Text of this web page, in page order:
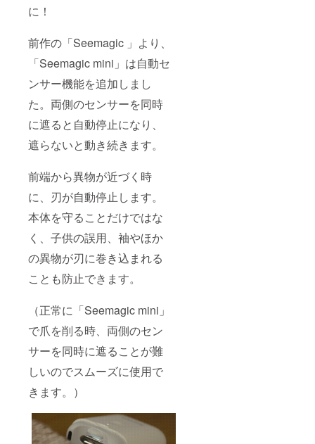
に！
前作の「Seemagic 」より、
「Seemagic mini」は自動セ
ンサー機能を追加しまし
た。両側のセンサーを同時
に遮ると自動停止になり、
遮らないと動き続きます。
前端から異物が近づく時
に、刃が自動停止します。
本体を守ることだけではな
く、子供の誤用、袖やほか
の異物が刃に巻き込まれる
ことも防止できます。
（正常に「Seemagic mini」
で爪を削る時、両側のセン
サーを同時に遮ることが難
しいのでスムーズに使用で
きます。）